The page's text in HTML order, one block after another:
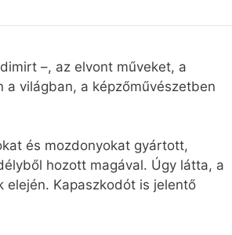
–, az elvont műveket, a
világban, a képzőművészetben
és mozdonyokat gyártott,
hozott magával. Úgy látta, a
elején. Kapaszkodót is jelentő